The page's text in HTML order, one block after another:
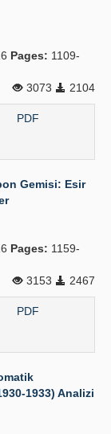
Pages: 1109-
3073
2104
PDF
Gemisi: Esir
Pages: 1159-
3153
2467
PDF
1933) Analizi